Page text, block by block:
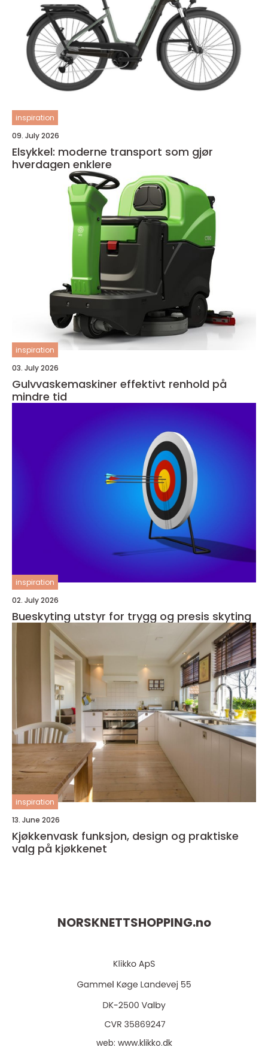
inspiration
09. July 2026
Elsykkel: moderne transport som gjør
hverdagen enklere
inspiration
03. July 2026
Gulvvaskemaskiner effektivt renhold på
mindre tid
inspiration
02. July 2026
Bueskyting utstyr for trygg og presis skyting
inspiration
13. June 2026
Kjøkkenvask funksjon, design og praktiske
valg på kjøkkenet
NORSKNETTSHOPPING.no
web: www.klikko.dk